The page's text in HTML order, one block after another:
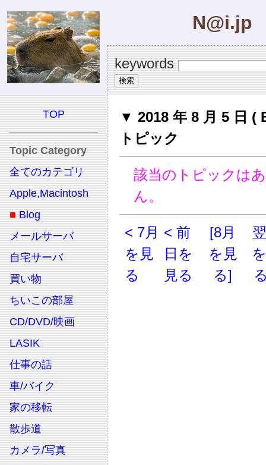
N@i.jp
keywords
TOP
Topic Category
全てのカテゴリ
Apple,Macintosh
■ Blog
メールサーバ
自宅サーバ
買い物
ちいこの部屋
CD/DVD/映画
LASIK
仕事の話
車/バイク
家の移転
散歩道
カメラ/写真
▼ 2018 年 8 月 5 日 (
トピック
該当のトピックは
ん。
< 7月
を見
る
< 前
日を
見る
[8月
を見
る]